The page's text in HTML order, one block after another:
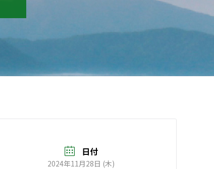
日付
2024年11月28日 (木)